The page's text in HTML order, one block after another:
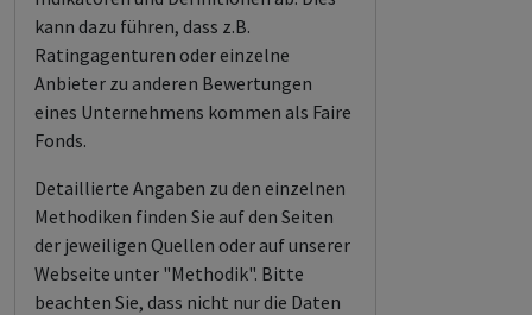
kann dazu führen, dass z.B.
Ratingagenturen oder einzelne
Anbieter zu anderen Bewertungen
eines Unternehmens kommen als Faire
Fonds.
Detaillierte Angaben zu den einzelnen
Methodiken finden Sie auf den Seiten
der jeweiligen Quellen oder auf unserer
Webseite unter "Methodik". Bitte
beachten Sie, dass nicht nur die Daten